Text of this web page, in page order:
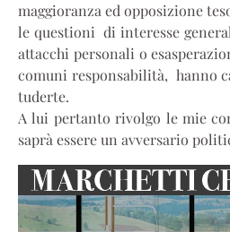
maggioranza ed opposizione
le questioni di interesse
attacchi personali o
comuni responsabilità, hanno
tuderte.
A lui pertanto rivolgo le mie
saprà essere un avversario